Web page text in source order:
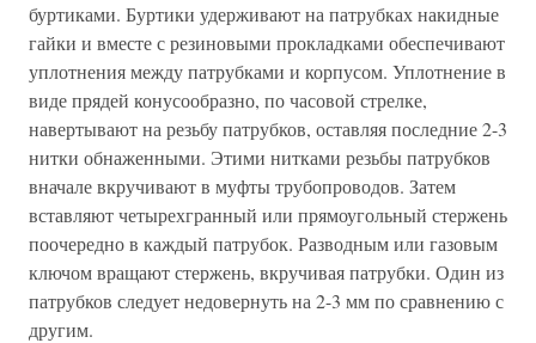
буртиками. Буртики удерживают на патрубках накидные
гайки и вместе с резиновыми прокладками обеспечивают
уплотнения между патрубками и корпусом. Уплотнение в
виде прядей конусообразно, по часовой стрелке,
навертывают на резьбу патрубков, оставляя последние 2-3
нитки обнаженными. Этими нитками резьбы патрубков
вначале вкручивают в муфты трубопроводов. Затем
вставляют четырехгранный или прямоугольный стержень
поочередно в каждый патрубок. Разводным или газовым
ключом вращают стержень, вкручивая патрубки. Один из
патрубков следует недовернуть на 2-3 мм по сравнению с
другим.